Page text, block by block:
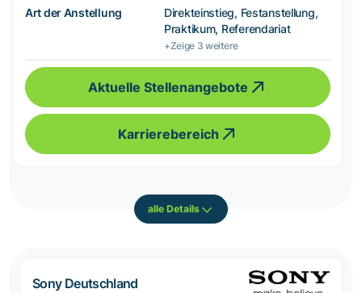
Art der Anstellung
Direkteinstieg, Festanstellung,
Praktikum, Referendariat
+Zeige 3 weitere
Aktuelle Stellenangebote
Karrierebereich
alle Details
Sony Deutschland